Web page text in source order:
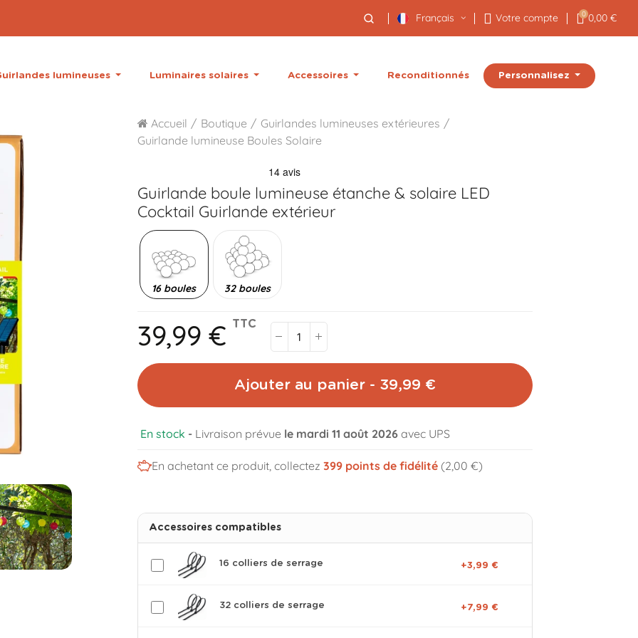
Français Votre compte 0 0,00 €
lumineuses Luminaires solaires Accessoires Reconditionnés Personnalisez
Accueil Boutique
Guirlandes lumineuses extérieures
Guirlande lumineuse Boules Solaire
Guirlande boule lumineuse étanche & solaire LED
Cocktail Guirlande extérieur
16 boules 32 boules
39,99 € TTC
Ajouter au panier - 39,99 €
En stock - Livraison prévue le mardi 11 août 2026 avec UPS
En achetant ce produit, collectez 399points de fidélité (2,00 €)
Accessoires compatibles
16 colliers de serrage +3,99 €
32 colliers de serrage +7,99 €